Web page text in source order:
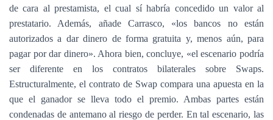
de cara al prestamista, el cual sí habría concedido un valor al
prestatario. Además, añade Carrasco, «los bancos no están
autorizados a dar dinero de forma gratuita y, menos aún, para
pagar por dar dinero». Ahora bien, concluye, «el escenario podría
ser diferente en los contratos bilaterales sobre Swaps.
Estructuralmente, el contrato de Swap compara una apuesta en la
que el ganador se lleva todo el premio. Ambas partes están
condenadas de antemano al riesgo de perder. En tal escenario, las